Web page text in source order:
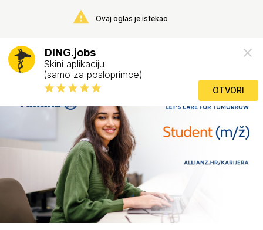
DING.jobs
Skini aplikaciju
(samo za posloprimce)
OTVORI
Ovaj oglas je istekao